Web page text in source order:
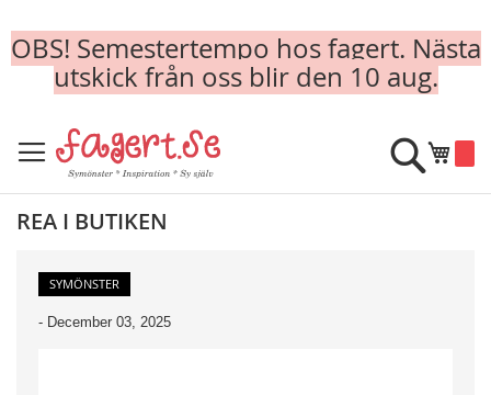
OBS! Semestertempo hos fagert. Nästa
utskick från oss blir den 10 aug.
to
Content
Min
Sök
REA I BUTIKEN
SYMÖNSTER
- December 03, 2025